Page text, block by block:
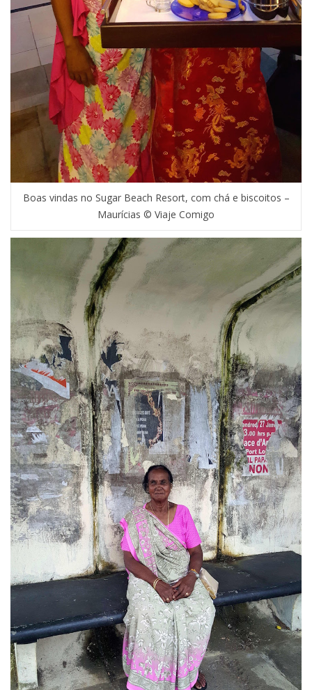
Boas vindas no Sugar Beach Resort, com chá e biscoitos –
Maurícias © Viaje Comigo